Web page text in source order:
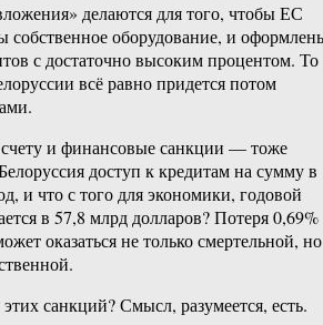
делаются для того, чтобы ЕС
собственное оборудование, и
с достаточно высоким процентом. То
всё равно придется потом
и финансовые санкции — тоже
доступ к кредитам на сумму в
и что с того для экономики, годовой
в 57,8 млрд долларов? Потеря 0,69%
оказаться не только смертельной, но
санкций? Смысл, разумеется, есть.